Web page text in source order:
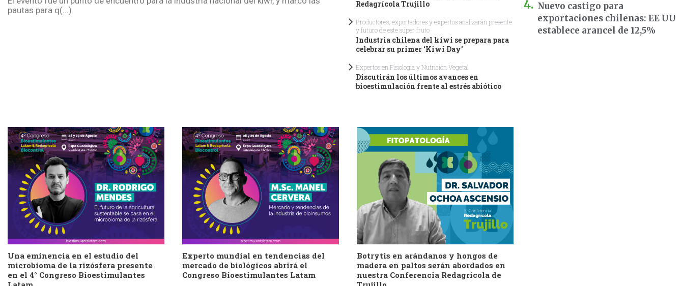
pautas para q(...)
Redagrícola Trujillo
Productores, exportadores y expertos analizarán presente
y futuro de este súper fruto
Industria chilena del kiwi se prepara para
celebrar su primer ‘Kiwi Day’
Expertos en Fisiología y Nutrición Vegetal
Discutirán los últimos avances en
bioestimulación frente al estrés abiótico
Una eminencia en el estudio del
microbioma de la rizósfera presente
en el 4° Congreso Bioestimulantes
Experto mundial en tendencias del
mercado de biológicos abrirá el
Congreso Bioestimulantes Latam
Botrytis en arándanos y hongos de
madera en paltos serán abordados en
nuestra Conferencia Redagrícola de
Nuevo castigo para
exportaciones chilenas: EE UU
establece arancel de 12,5%